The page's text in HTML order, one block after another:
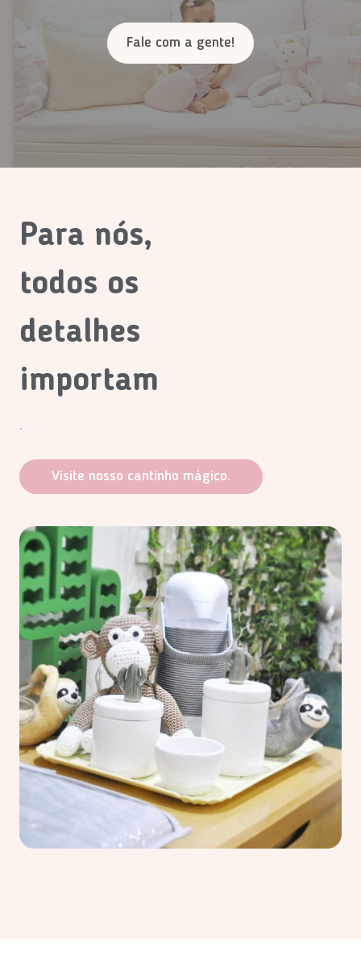
Fale com a gente!
Para nós,
todos os
detalhes
importam
.
Visite nosso cantinho mágico.